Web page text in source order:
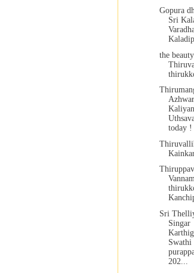
Gopura
Sri
the
Kaliyan
today !
Sri
Singar
Swathi
202...